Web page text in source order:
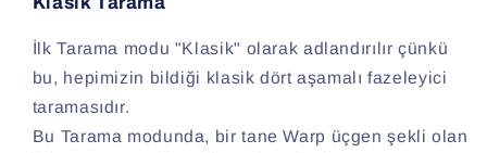
İlk Tarama modu "Klasik" olarak adlandırılır çünkü
bu, hepimizin bildiği klasik dört aşamalı fazeleyici
taramasıdır.
Bu Tarama modunda, bir tane Warp üçgen şekli olan